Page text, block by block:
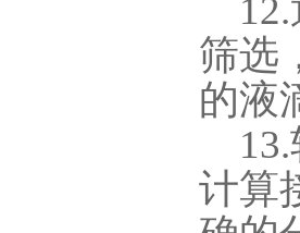
12.
筛选
的液
13.
计算